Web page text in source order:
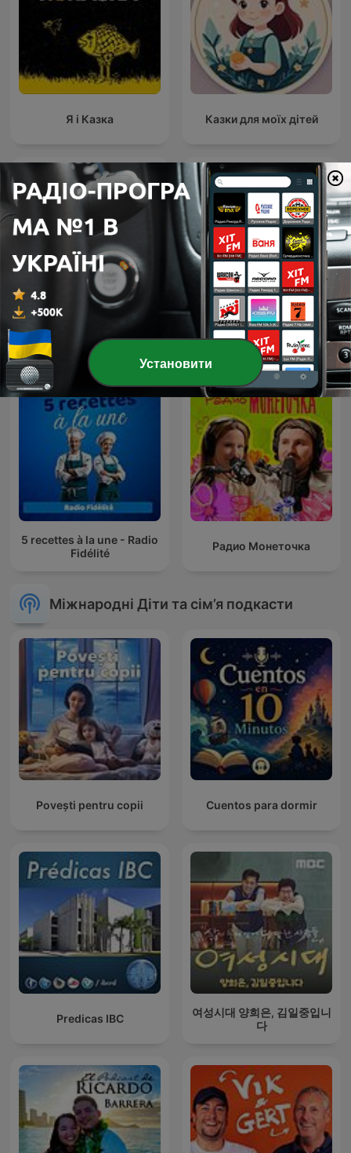
Я і Казка Казки для моїх дітей
белый шум для сна и
концентрации
Лев і Чапаті — магічні
пригоди 🎧 Дитячий
подкаст та аудіоказки ук
5 recettes à la une - Radio
Fidélité
Радио Монеточка
Міжнародні Діти та сім’я подкасти
Povești pentru copii Cuentos para dormir
Predicas IBC
여성시대 양희은, 김일중입니
다
Установити